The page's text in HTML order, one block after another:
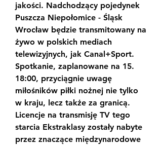
jakości. Nadchodzący pojedynek
Puszcza Niepołomice - Śląsk
Wrocław będzie transmitowany na
żywo w polskich mediach
telewizyjnych, jak Canal+Sport.
Spotkanie, zaplanowane na 15.
18:00, przyciągnie uwagę
miłośników piłki nożnej nie tylko
w kraju, lecz także za granicą.
Licencje na transmisję TV tego
starcia Ekstraklasy zostały nabyte
przez znaczące międzynarodowe